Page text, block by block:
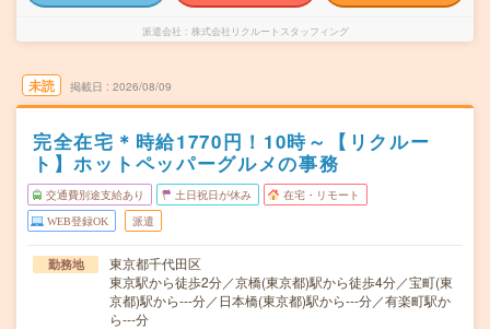
派遣会社 株式会社リクルートスタッフィング
未読 掲載日 2026/08/09
完全在宅＊時給1770円！10時～【リクルー
ト】ホットペッパーグルメの事務
交通費別途支給あり 土日祝日が休み 在宅・リモート
WEB登録OK 派遣
勤務地
東京都千代田区
東京駅から徒歩2分／京橋(東京都)駅から徒歩4分／宝町(東
京都)駅から---分／日本橋(東京都)駅から---分／有楽町駅か
ら---分